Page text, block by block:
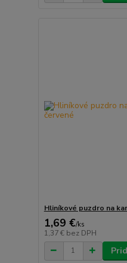
Hliníkové puzdro na
1,69 €/ks
1,37 € bez DPH